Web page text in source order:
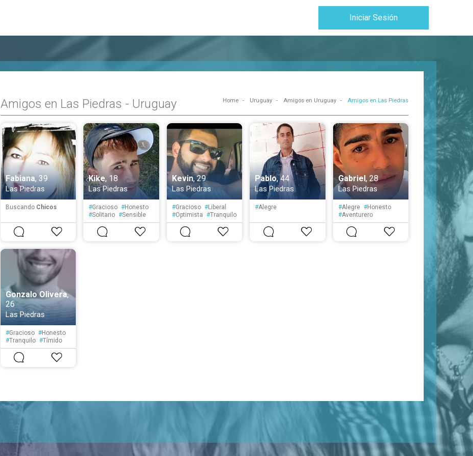
Iniciar Sesión
Amigos en Las Piedras - Uruguay Home Uruguay Amigos en Uruguay Amigos en Las Piedras
Fabiana, 39
Las Piedras
Buscando Chicos
Kike, 18
Las Piedras
#Gracioso #Honesto
#Solitario #Sensible
#Tímido #Atento
Fiel
Kevin, 29
Las Piedras
#Gracioso #Liberal
#Optimista #Tranquilo
#Espontáneo
Seguro
Pablo, 44
Las Piedras
#Alegre
Gabriel, 28
Las Piedras
#Alegre #Honesto
#Aventurero
#Posesivo #Atento
Simpático
Educado
Gonzalo Olivera,
26
Las Piedras
#Gracioso #Honesto
#Tranquilo #Tímido